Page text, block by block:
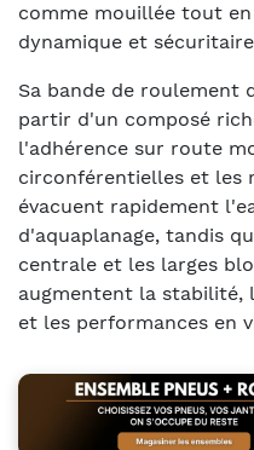
comme mouillée tout
dynamique et
Sa bande de roulement
partir d'un composé
l'adhérence sur route
circonférentielles et les
évacuent rapidement
d'aquaplanage, tandis
centrale et les larges
augmentent la stabilité,
et les performances en